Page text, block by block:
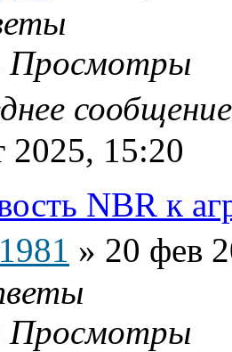
Просмотры
2025, 15:20
NBR к
» 20 фев
Просмотры